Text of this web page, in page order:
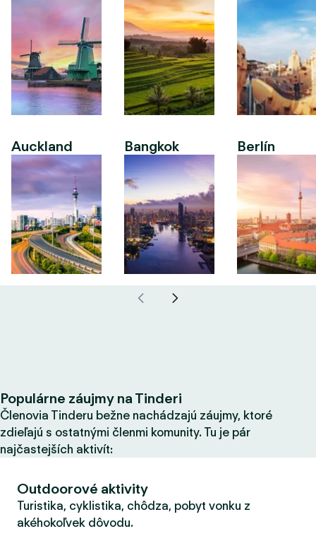
Auckland Bangkok Berlín
Populárne záujmy na Tinderi
Členovia Tinderu bežne nachádzajú záujmy, ktoré
zdieľajú s ostatnými členmi komunity. Tu je pár
najčastejších aktivít:
Outdoorové aktivity
Turistika, cyklistika, chôdza, pobyt vonku z
akéhokoľvek dôvodu.